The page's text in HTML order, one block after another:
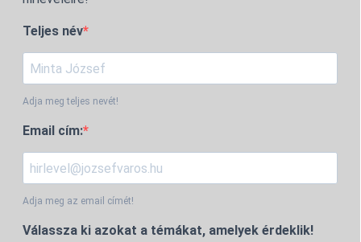
Teljes név
Adja meg teljes nevét!
Email cím:
Adja meg az email címét!
Válassza ki azokat a témákat, amelyek érdeklik!